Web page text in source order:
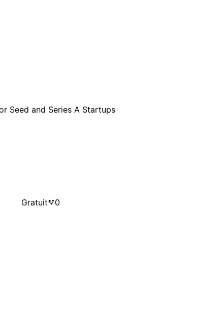
Seed and Series A Startups
Gratuit 0